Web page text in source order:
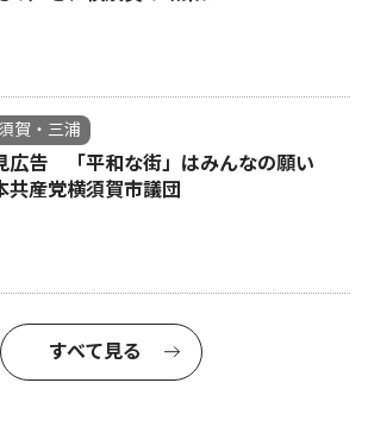
賀・三浦
広告 「平和な街」はみんなの願い
共産党横須賀市議団
すべて見る